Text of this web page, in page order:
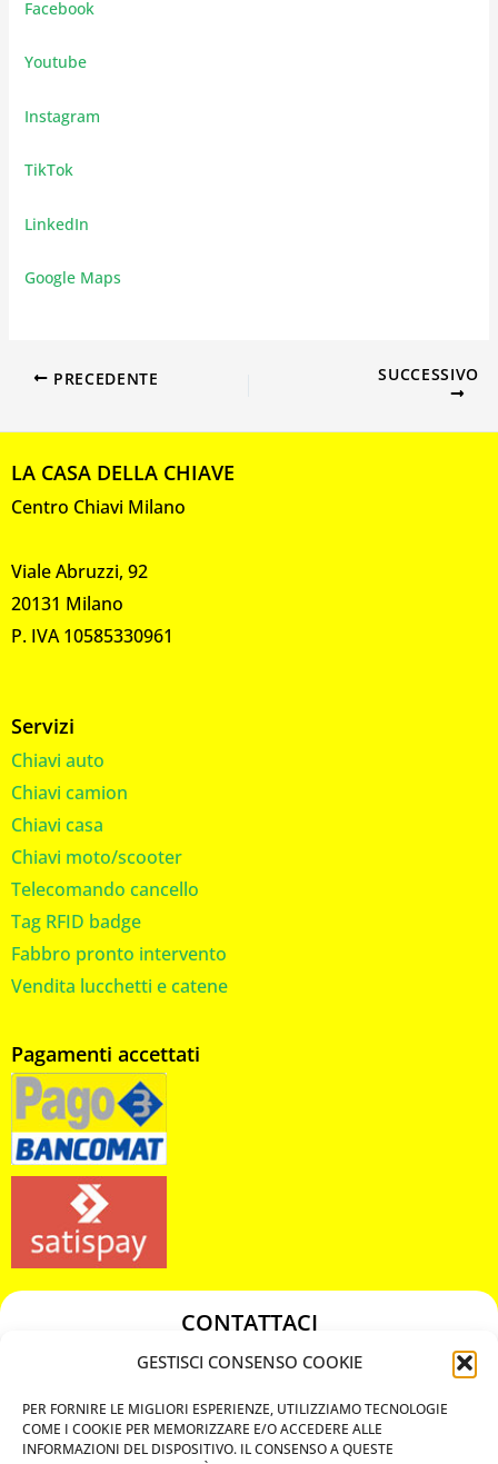
GESTISCI CONSENSO COOKIE
PER FORNIRE LE MIGLIORI ESPERIENZE, UTILIZZIAMO TECNOLOGIE
COME I COOKIE PER MEMORIZZARE E/O ACCEDERE ALLE
INFORMAZIONI DEL DISPOSITIVO. IL CONSENSO A QUESTE
Facebook
Youtube
Instagram
TikTok
LinkedIn
Google Maps
PRECEDENTE SUCCESSIVO
LA CASA DELLA CHIAVE
Centro Chiavi Milano
Viale Abruzzi, 92
20131 Milano
P. IVA 10585330961
Servizi
Chiavi auto
Chiavi camion
Chiavi casa
Chiavi moto/scooter
Telecomando cancello
Tag RFID badge
Fabbro pronto intervento
Vendita lucchetti e catene
Pagamenti accettati
CONTATTACI
349 3863811
chiavicodificate@gmail.com